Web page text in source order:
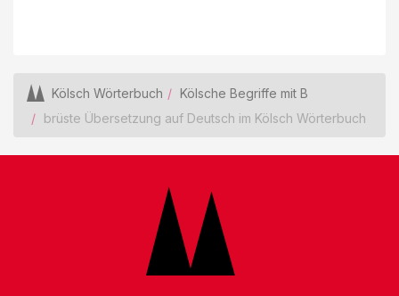
Kölsch Wörterbuch
Kölsche Begriffe mit B
brüste Übersetzung auf Deutsch im Kölsch Wörterbuch